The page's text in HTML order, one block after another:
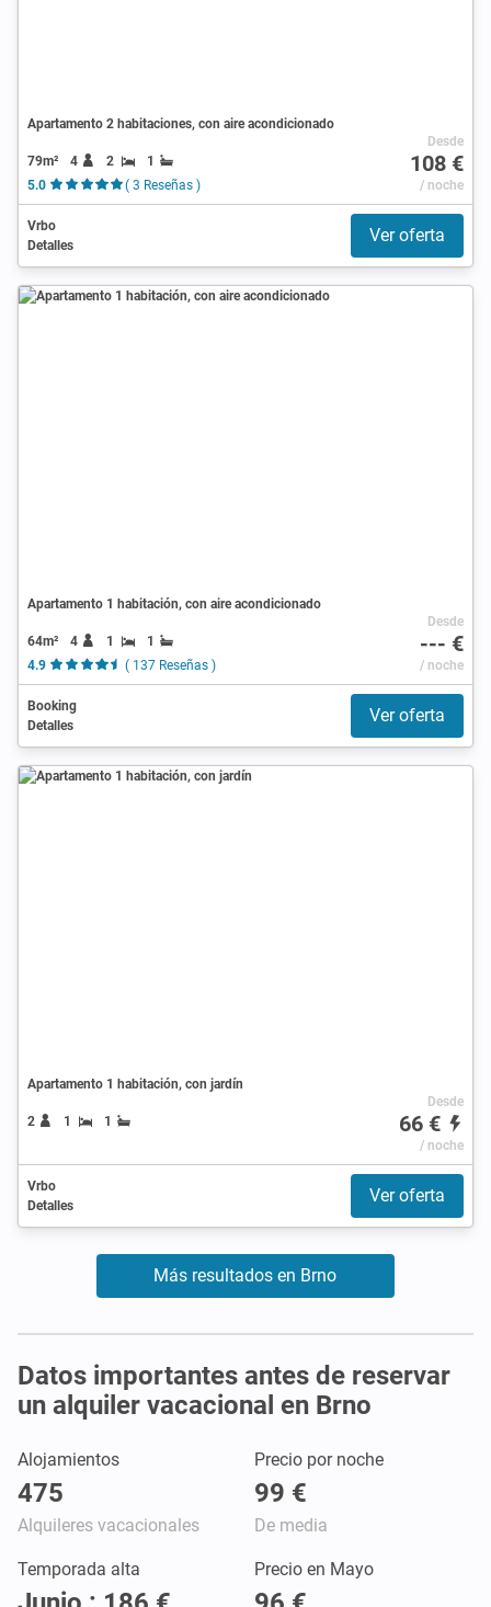
Apartamento 2 habitaciones, con aire acondicionado
79m² 4 2
1
5.0
( 3 Reseñas )
Desde
108 €
/ noche
Vrbo
Detalles
Ver oferta
Apartamento 1 habitación, con aire acondicionado
64m² 4 1
1
4.9
( 137 Reseñas )
Desde
--- €
/ noche
Booking
Detalles
Ver oferta
Apartamento 1 habitación, con jardín
2 1 1
Desde
66 €
/ noche
Vrbo
Detalles
Ver oferta
Más resultados en Brno
Datos importantes antes de reservar
un alquiler vacacional en Brno
Alojamientos
475
Alquileres vacacionales
Precio por noche
99 €
De media
Temporada alta Precio en Mayo